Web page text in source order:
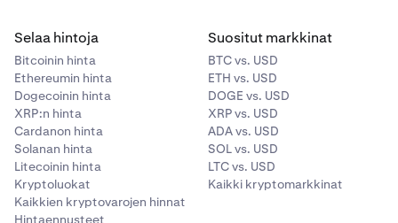
Selaa hintoja
Bitcoinin hinta
Ethereumin hinta
Dogecoinin hinta
XRP:n hinta
Cardanon hinta
Solanan hinta
Litecoinin hinta
Kryptoluokat
Kaikkien kryptovarojen hinnat
Hintaennusteet
Suositut markkinat
BTC vs. USD
ETH vs. USD
DOGE vs. USD
XRP vs. USD
ADA vs. USD
SOL vs. USD
LTC vs. USD
Kaikki kryptomarkkinat